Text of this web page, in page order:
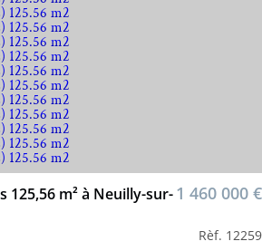
125,56 m² à Neuilly-sur-1 460 000 €
Rèf. 12259